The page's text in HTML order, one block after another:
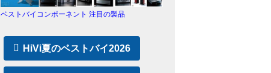
ベストバイコンポーネント 注目の製品
HiVi夏のベストバイ2026